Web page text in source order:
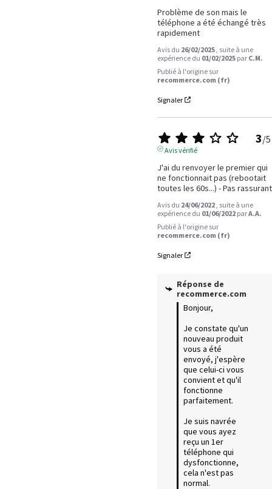
Problème de son mais le
téléphone a été échangé très
rapidement
Avis du 26/02/2025 , suite à une
expérience du 01/02/2025 par C.M.
Publié à l'origine sur
recommerce.com (fr)
Signaler
3/5
Avis vérifié
J'ai du renvoyer le premier qui
ne fonctionnait pas (rebootait
toutes les 60s...) - Pas rassurant
Avis du 24/06/2022 , suite à une
expérience du 01/06/2022 parA.A.
Publié à l'origine sur
recommerce.com (fr)
Signaler
Réponse de
recommerce.com
Bonjour,
Je constate qu'un
nouveau produit
vous a été
envoyé, j'espère
que celui-ci vous
convient et qu'il
fonctionne
parfaitement.
Je suis navrée
que vous ayez
reçu un 1er
téléphone qui
dysfonctionne,
cela n'est pas
normal.